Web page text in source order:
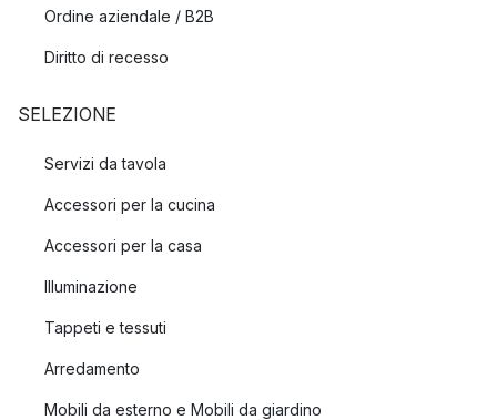
Ordine aziendale / B2B
Diritto di recesso
SELEZIONE
Servizi da tavola
Accessori per la cucina
Accessori per la casa
Illuminazione
Tappeti e tessuti
Arredamento
Mobili da esterno e Mobili da giardino